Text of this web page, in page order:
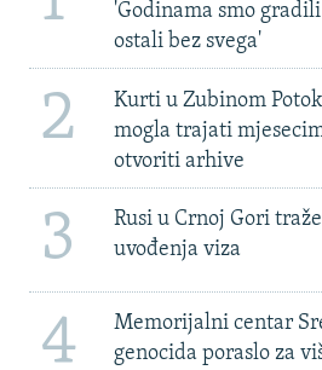
'Godinama smo
ostali bez svega'
2
Kurti u Zubinom
mogla trajati
otvoriti arhive
3
Rusi u Crnoj Gori
uvođenja viza
4
Memorijalni centar
genocida poraslo za